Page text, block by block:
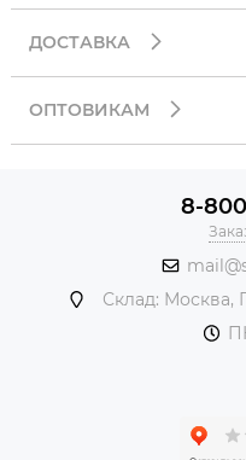
ДОСТАВКА
ОПТОВИКАМ
8-
Склад: Москва,